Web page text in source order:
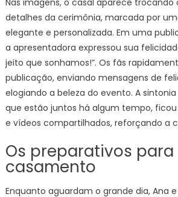
Nas imagens, o casal aparece trocando
detalhes da cerimônia, marcada por
elegante e personalizada. Em uma
a apresentadora expressou sua
jeito que sonhamos!”. Os fãs
publicação, enviando mensagens de
elogiando a beleza do evento. A sintonia
que estão juntos há algum tempo,
e vídeos compartilhados, reforçando a
Os preparativos para
casamento
Enquanto aguardam o grande dia, Ana